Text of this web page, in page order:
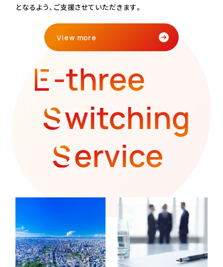
となるよう、ご支援させていただきます。
View more